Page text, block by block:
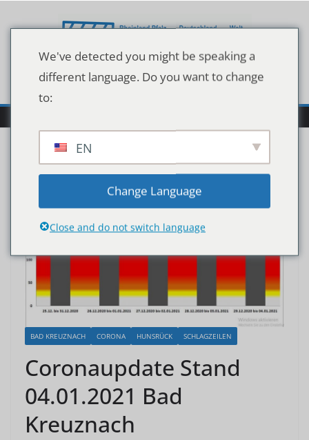
Inhalt
BAD KREUZNACH CORONA HUNSRÜCK SCHLAGZEILEN
Coronaupdate Stand
04.01.2021 Bad
Kreuznach
We've detected you might be speaking a
different language. Do you want to change
to:
EN
Change Language
Close and do not switch language